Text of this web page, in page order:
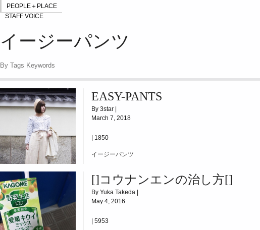
PEOPLE＋PLACE
STAFF VOICE
イージーパンツ
By Tags Keywords
EASY-PANTS
By 3star |
March 7, 2018
| 1850
イージーパンツ
[]コウナンエンの治し方[]
By Yuka Takeda |
May 4, 2016
| 5953